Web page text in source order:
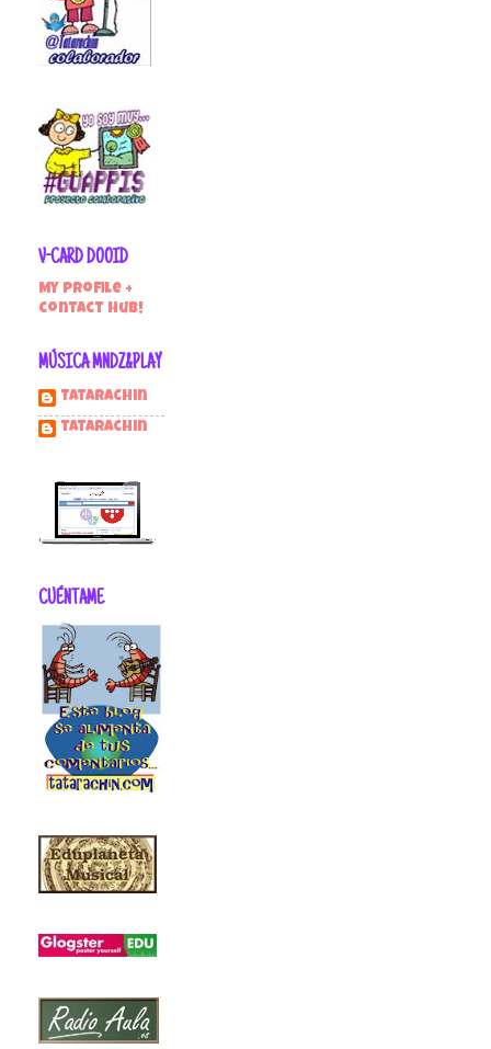
V-CARD DOOID
My profile +
contact hub!
MÚSICA MNDZ&PLAY
Tatarachin
tatarachin
CUÉNTAME